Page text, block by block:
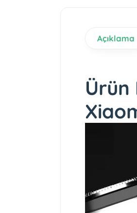
Açıklama
Ürün